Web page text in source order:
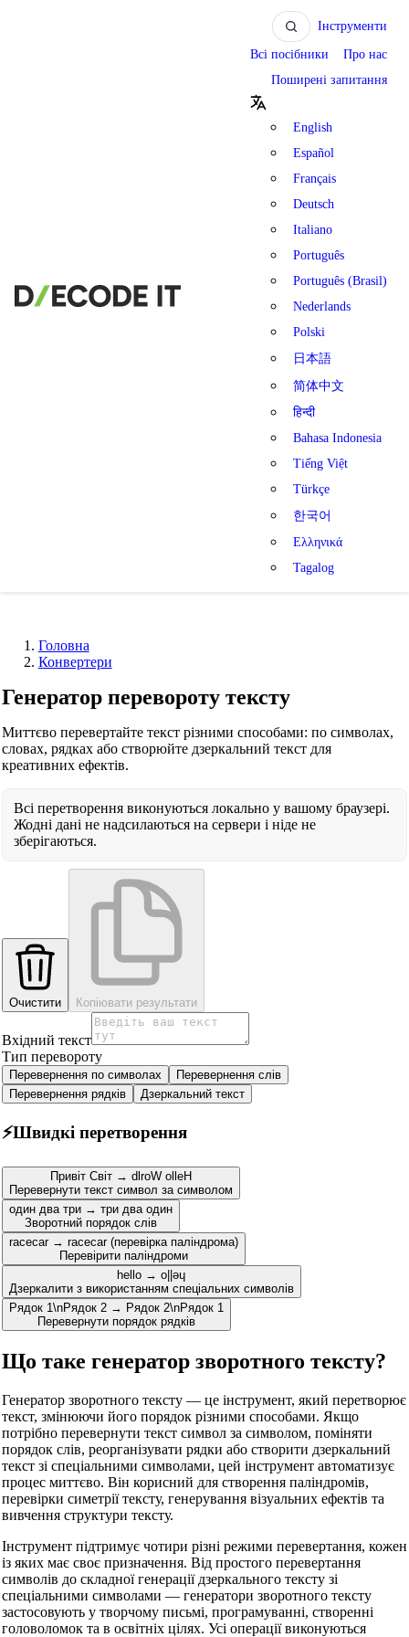
Інструменти
Всі посібники
Про нас
Поширені запитання
English
Español
Français
Deutsch
Italiano
Português
Português (Brasil)
Nederlands
Polski
日本語
简体中文
हिन्दी
Bahasa Indonesia
Tiếng Việt
Türkçe
한국어
Ελληνικά
Tagalog
Головна
Конвертери
Генератор перевороту тексту
Миттєво перевертайте текст різними способами: по символах,
словах, рядках або створюйте дзеркальний текст для
креативних ефектів.
Всі перетворення виконуються локально у вашому браузері.
Жодні дані не надсилаються на сервери і ніде не
зберігаються.
Очистити Копіювати результати
Вхідний текст
Тип перевороту
Перевернення по символах
Перевернення слів
Перевернення рядків
Дзеркальний текст
⚡Швидкі перетворення
Привіт Світ → dlroW olleH
Перевернути текст символ за символом
один два три → три два один
Зворотний порядок слів
racecar → racecar (перевірка паліндрома)
Перевірити паліндроми
hello → o||ǝɥ
Дзеркалити з використанням спеціальних символів
Рядок 1\nРядок 2 → Рядок 2\nРядок 1
Перевернути порядок рядків
Що таке генератор зворотного тексту?
Генератор зворотного тексту — це інструмент, який перетворює
текст, змінюючи його порядок різними способами. Якщо
потрібно перевернути текст символ за символом, поміняти
порядок слів, реорганізувати рядки або створити дзеркальний
текст зі спеціальними символами, цей інструмент автоматизує
процес миттєво. Він корисний для створення паліндромів,
перевірки симетрії тексту, генерування візуальних ефектів та
вивчення структури тексту.
Інструмент підтримує чотири різні режими перевертання, кожен
із яких має своє призначення. Від простого перевертання
символів до складної генерації дзеркального тексту зі
спеціальними символами — генератори зворотного тексту
застосовують у творчому письмі, програмуванні, створенні
головоломок та в освітніх цілях. Усі операції виконуються